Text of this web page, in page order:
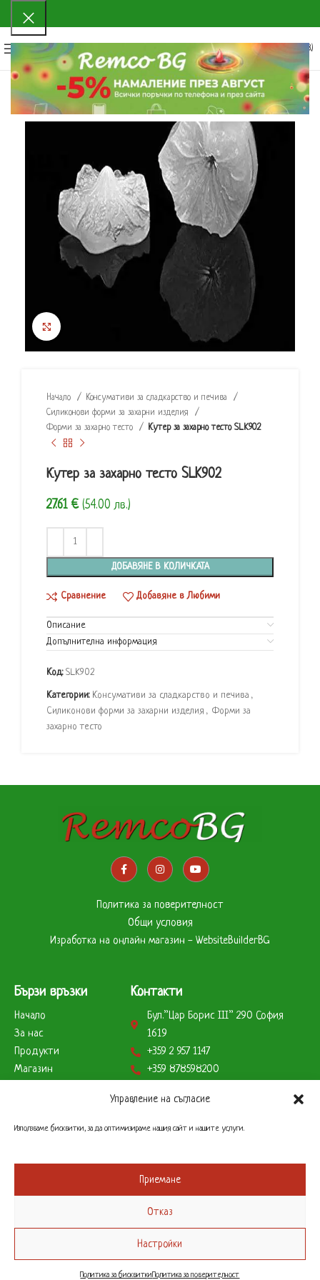
Управление на съгласие
Използваме бисквитки, за да оптимизираме нашия сайт и нашите услуги.
Приемане
Отказ
Настройки
Политика за бисквиткиПолитика за поверителност
МЕНЮ
0
0.00€ (0.00 ЛВ.)
Начало
Консумативи за сладкарство и печива
Силиконови форми за захарни изделия
Форми за захарно тесто
Кутер за захарно тесто SLK902
Кутер за захарно тесто SLK902
27.61 € (54.00 лв.)
ДОБАВЯНЕ В КОЛИЧКАТА
Сравнение Добавяне в Любими
Описание
Допълнителна информация
Код: SLK902
Категории: Консумативи за сладкарство и печива ,
Силиконови форми за захарни изделия , Форми за
захарно тесто
Политика за поверителност
Общи условия
Изработка на онлайн магазин - WebsiteBuilderBG
Бързи връзки
Начало
За нас
Продукти
Магазин
Начини на плащане
Контакти
Бул.”Цар Борис ІІІ” 290 София
1619
+359 2 957 1147
+359 878598200
info@remcobg.com
Понеделник до Петък – 9 до 17 часа
Понеделник до Петък – 9 до 17 часа